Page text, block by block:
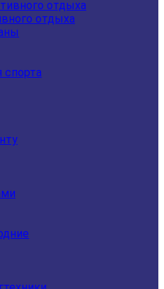
отдыха